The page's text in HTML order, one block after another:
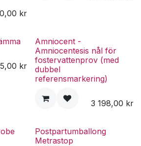
kr
kr
Amniocent -
Amniocentesis nål för
fostervattenprov (med
dubbel
referensmarkering)
3 198,00 kr
Postpartumballong
Metrastop